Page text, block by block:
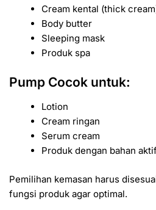
Cream kental (thick
Body butter
Sleeping mask
Produk spa
Pump Cocok untuk:
Lotion
Cream ringan
Serum cream
Produk dengan bahan
Pemilihan kemasan harus
fungsi produk agar optimal.